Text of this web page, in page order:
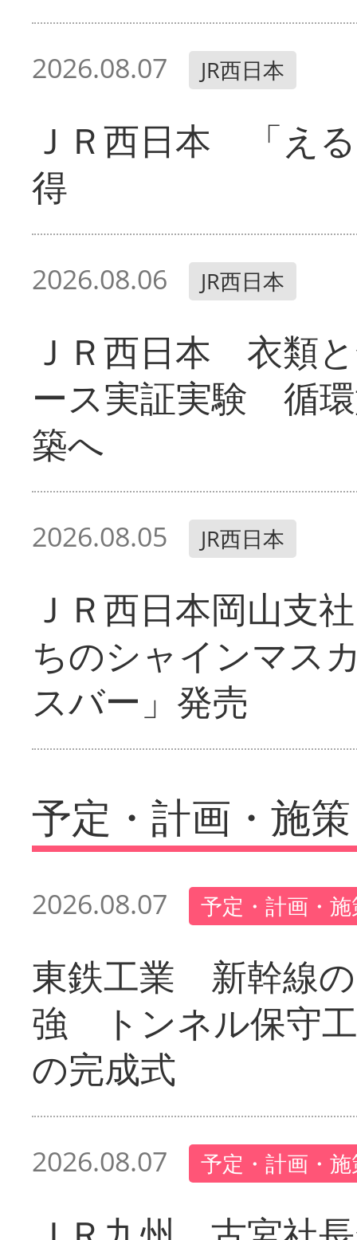
2026.08.07 JR西日本
ＪＲ西日本 「え
得
2026.08.06 JR西日本
ＪＲ西日本 衣類
ース実証実験 循
築へ
2026.08.05 JR西日本
ＪＲ西日本岡山支
ちのシャインマス
スバー」発売
予定・計画・施策
2026.08.07 予定・計画・
東鉄工業 新幹線
強 トンネル保守
の完成式
2026.08.07 予定・計画・